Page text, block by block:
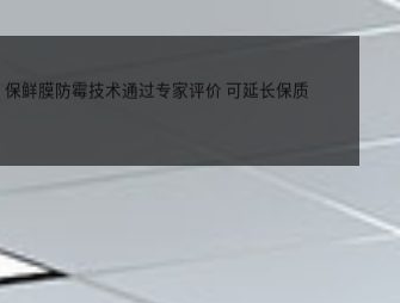
保鲜膜防霉技术通过专家评价 可延长保质